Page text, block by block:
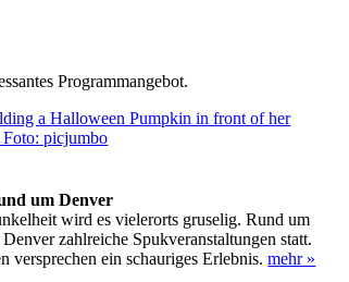
Programmangebot.
um Denver
wird es vielerorts gruselig. Rund um
zahlreiche Spukveranstaltungen statt.
versprechen ein schauriges Erlebnis.mehr »